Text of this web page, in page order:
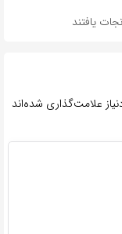
علامت‌گذاری شده‌اند